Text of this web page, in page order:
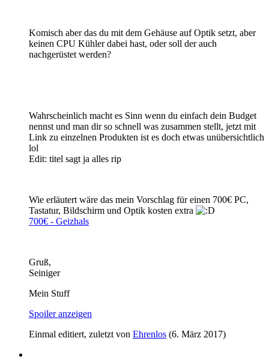
Komisch aber das du mit dem Gehäuse auf Optik setzt, aber
keinen CPU Kühler dabei hast, oder soll der auch
nachgerüstet werden?
Wahrscheinlich macht es Sinn wenn du einfach dein Budget
nennst und man dir so schnell was zusammen stellt, jetzt mit
Link zu einzelnen Produkten ist es doch etwas unübersichtlich
lol
Edit: titel sagt ja alles rip
Wie erläutert wäre das mein Vorschlag für einen 700€ PC,
Tastatur, Bildschirm und Optik kosten extra
700€ - Geizhals
Gruß,
Seiniger
Mein Stuff
Spoiler anzeigen
Einmal editiert, zuletzt von Ehrenlos (6. März 2017)